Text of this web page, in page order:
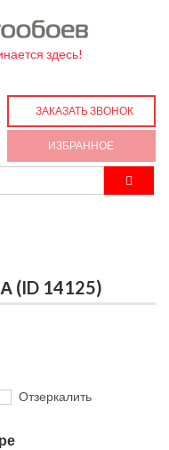
здесь!
ЗАКАЗАТЬ ЗВОНОК
ИЗБРАННОЕ
14125)
Отзеркалить